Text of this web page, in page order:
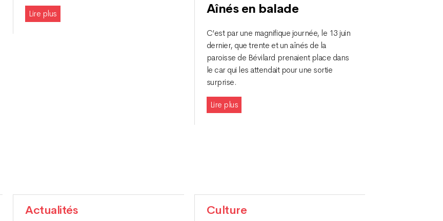
Lire plus Aînés en balade
C’est par une magnifique journée, le 13 juin
dernier, que trente et un aînés de la
paroisse de Bévilard prenaient place dans
le car qui les attendait pour une sortie
surprise.
Lire plus
Actualités Culture